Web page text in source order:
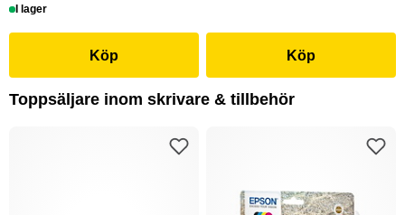
I lager
Köp Köp
Toppsäljare inom skrivare & tillbehör